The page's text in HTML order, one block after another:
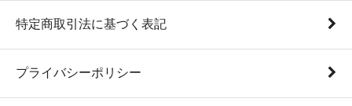
特定商取引法に基づく表記
プライバシーポリシー